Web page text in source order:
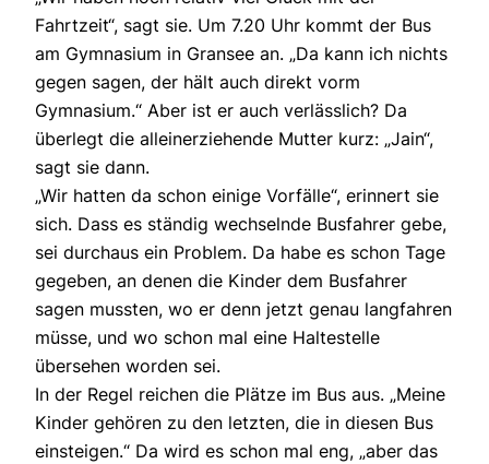
Fahrtzeit“, sagt sie. Um 7.20 Uhr kommt der Bus
am Gymnasium in Gransee an. „Da kann ich nichts
gegen sagen, der hält auch direkt vorm
Gymnasium.“ Aber ist er auch verlässlich? Da
überlegt die alleinerziehende Mutter kurz: „Jain“,
sagt sie dann.
„Wir hatten da schon einige Vorfälle“, erinnert sie
sich. Dass es ständig wechselnde Busfahrer gebe,
sei durchaus ein Problem. Da habe es schon Tage
gegeben, an denen die Kinder dem Busfahrer
sagen mussten, wo er denn jetzt genau langfahren
müsse, und wo schon mal eine Haltestelle
übersehen worden sei.
In der Regel reichen die Plätze im Bus aus. „Meine
Kinder gehören zu den letzten, die in diesen Bus
einsteigen.“ Da wird es schon mal eng, „aber das